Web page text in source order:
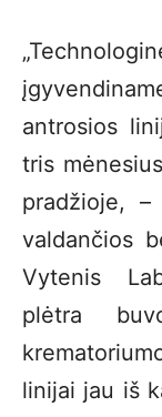
antrosios
tris
pradžioje, –
valdančios
Vytenis
plėtra
linijai jau iš